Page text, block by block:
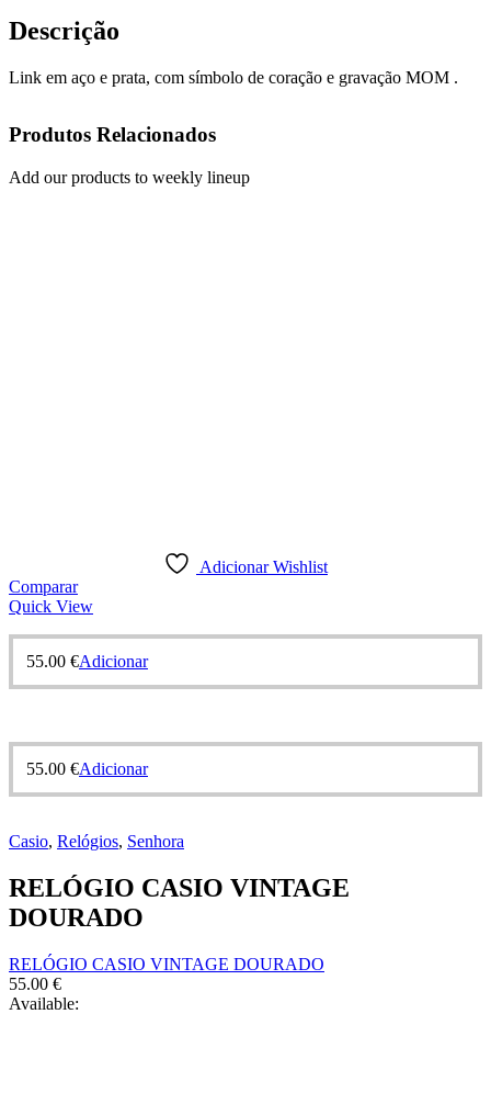
Descrição
Link em aço e prata, com símbolo de coração e gravação MOM .
Produtos Relacionados
Add our products to weekly lineup
Adicionar Wishlist
Comparar
Quick View
55.00 €Adicionar
55.00 €Adicionar
Casio, Relógios, Senhora
RELÓGIO CASIO VINTAGE
DOURADO
RELÓGIO CASIO VINTAGE DOURADO
55.00 €
Available: